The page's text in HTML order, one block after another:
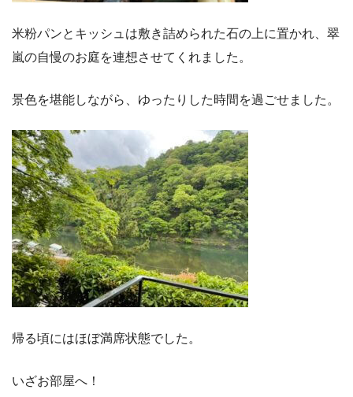
米粉パンとキッシュは敷き詰められた石の上に置かれ、翠
嵐の自慢のお庭を連想させてくれました。
景色を堪能しながら、ゆったりした時間を過ごせました。
帰る頃にはほぼ満席状態でした。
いざお部屋へ！